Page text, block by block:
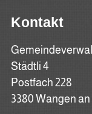
Kontakt
Städtli 4
Postfach 228
3380 Wangen